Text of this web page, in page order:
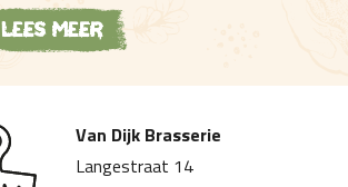
Lees meer
Van Dijk Brasserie
Langestraat 14